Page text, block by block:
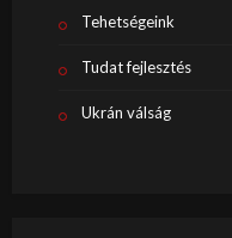
Tehetségeink
Tudat fejlesztés
Ukrán válság